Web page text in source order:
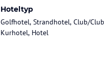
Hoteltyp
Golfhotel, Strandhotel, Club/
Kurhotel, Hotel